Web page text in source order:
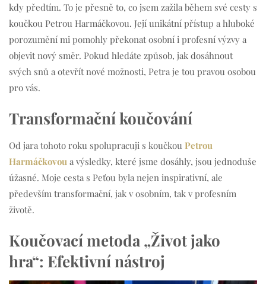
kdy předtím. To je přesně to, co jsem zažila během své cesty s
koučkou Petrou Harmáčkovou. Její unikátní přístup a hluboké
porozumění mi pomohly překonat osobní i profesní výzvy a
objevit nový směr. Pokud hledáte způsob, jak dosáhnout
svých snů a otevřít nové možnosti, Petra je tou pravou osobou
pro vás.
Transformační koučování
Od jara tohoto roku spolupracuji s koučkou Petrou
Harmáčkovou a výsledky, které jsme dosáhly, jsou jednoduše
úžasné. Moje cesta s Peťou byla nejen inspirativní, ale
především transformační, jak v osobním, tak v profesním
životě.
Koučovací metoda „Život jako
hra“: Efektivní nástroj